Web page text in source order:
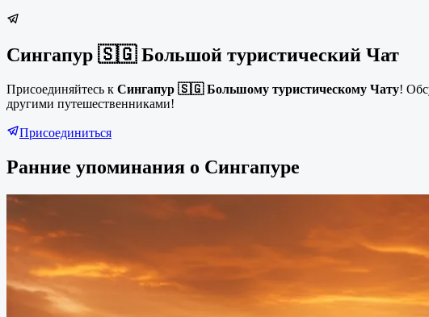
Сингапур 🇸🇬 Большой туристический Чат
Присоединяйтесь к Сингапур 🇸🇬 Большому туристическому Чату!
другими путешественниками!
Присоединиться
Ранние упоминания о Сингапуре